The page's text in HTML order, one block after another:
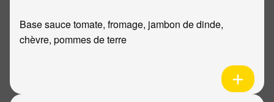
Base sauce tomate, fromage, jambon de dinde,
chèvre, pommes de terre